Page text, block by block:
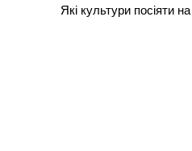
Які культури посіяти